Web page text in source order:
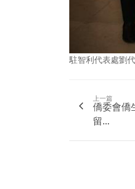
駐智利代表處劉
上一篇
僑委會僑
留...